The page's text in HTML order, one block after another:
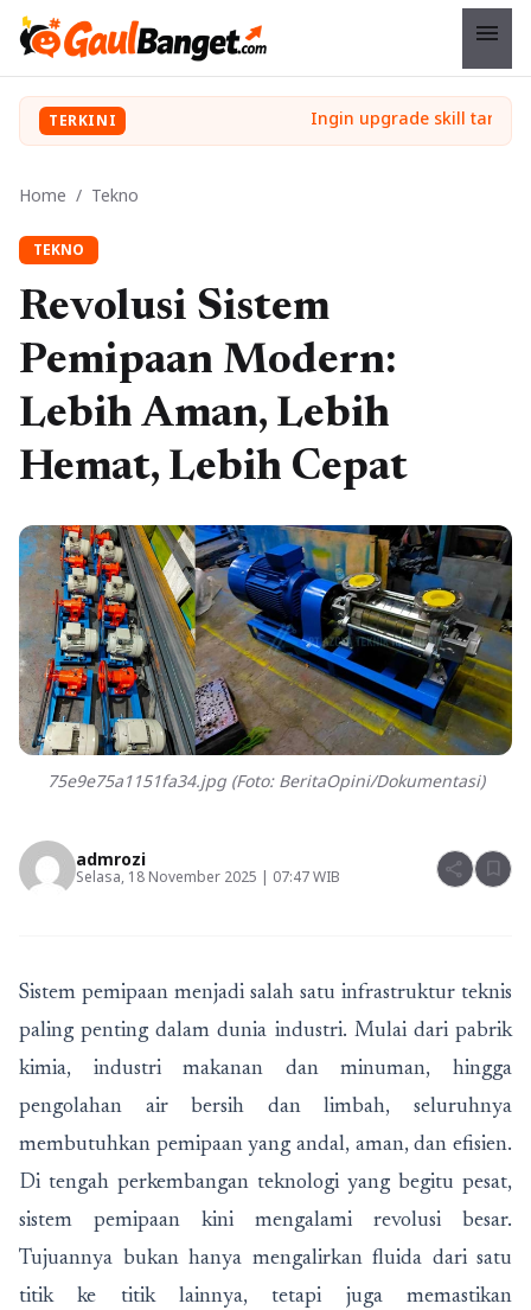
menu
TERKINI
Home / Tekno
TEKNO
Revolusi Sistem
Pemipaan Modern:
Lebih Aman, Lebih
Hemat, Lebih Cepat
75e9e75a1151fa34.jpg (Foto: BeritaOpini/Dokumentasi)
admrozi
Selasa, 18 November 2025 | 07:47 WIB share bookmark
Sistem pemipaan menjadi salah satu infrastruktur teknis
paling penting dalam dunia industri. Mulai dari pabrik
kimia, industri makanan dan minuman, hingga
pengolahan air bersih dan limbah, seluruhnya
membutuhkan pemipaan yang andal, aman, dan efisien.
Di tengah perkembangan teknologi yang begitu pesat,
sistem pemipaan kini mengalami revolusi besar.
Tujuannya bukan hanya mengalirkan fluida dari satu
titik ke titik lainnya, tetapi juga memastikan